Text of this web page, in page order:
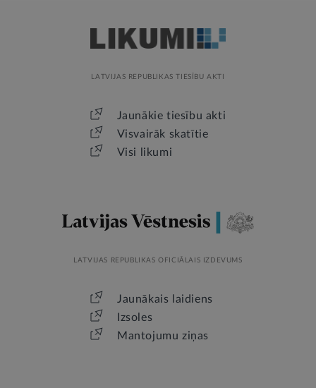
LATVIJAS REPUBLIKAS TIESĪBU AKTI
Jaunākie tiesību akti
Visvairāk skatītie
Visi likumi
LATVIJAS REPUBLIKAS OFICIĀLAIS IZDEVUMS
Jaunākais laidiens
Izsoles
Mantojumu ziņas